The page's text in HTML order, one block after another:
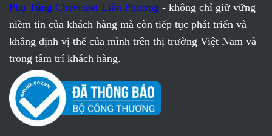
Phụ Tùng Chevrolet Liên Phương - không chỉ giữ vững
niềm tin của khách hàng mà còn tiếp tục phát triển và
khẳng định vị thế của mình trên thị trường Việt Nam và
trong tâm trí khách hàng.